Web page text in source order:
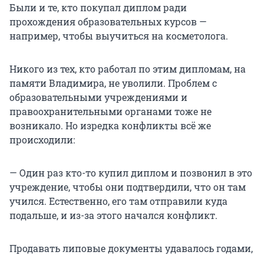
Были и те, кто покупал диплом ради
прохождения образовательных курсов —
например, чтобы выучиться на косметолога.
Никого из тех, кто работал по этим дипломам, на
памяти Владимира, не уволили. Проблем с
образовательными учреждениями и
правоохранительными органами тоже не
возникало. Но изредка конфликты всё же
происходили:
— Один раз кто-то купил диплом и позвонил в это
учреждение, чтобы они подтвердили, что он там
учился. Естественно, его там отправили куда
подальше, и из-за этого начался конфликт.
Продавать липовые документы удавалось годами,